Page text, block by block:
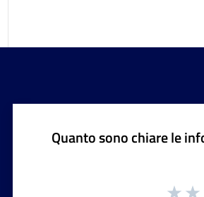
Quanto sono chiare le